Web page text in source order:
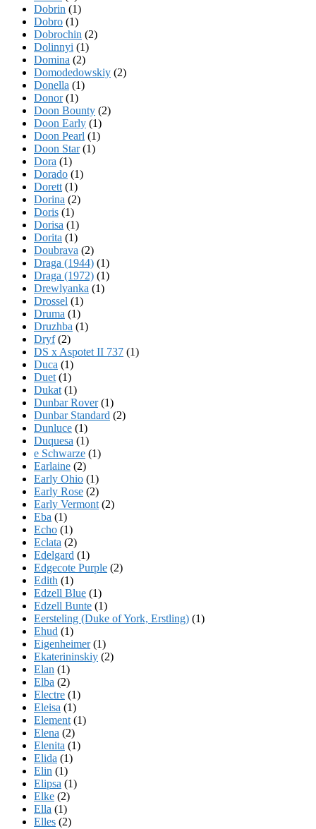
Dobrin (1)
Dobro (1)
Dobrochin (2)
Dolinnyi (1)
Domina (2)
Domodedowskiy (2)
Donella (1)
Donor(1)
Doon Bounty (2)
Doon Early (1)
Doon Pearl (1)
Doon Star(1)
Dora (1)
Dorado (1)
Dorett (1)
Dorina (2)
Doris (1)
Dorisa (1)
Dorita (1)
Doubrava (2)
Draga (1944) (1)
Draga (1972) (1)
Drewlyanka (1)
Drossel (1)
Druma (1)
Druzhba (1)
Dryf(2)
DS x Aspotet II 737 (1)
Duca (1)
Duet (1)
Dukat (1)
Dunbar Rover(1)
Dunbar Standard (2)
Dunluce (1)
Duquesa (1)
e Schwarze (1)
Earlaine (2)
Early Ohio (1)
Early Rose (2)
Early Vermont (2)
Eba (1)
Echo (1)
Eclata (2)
Edelgard (1)
Edgecote Purple (2)
Edith (1)
Edzell Blue (1)
Edzell Bunte (1)
Eersteling (Duke of York, Erstling) (1)
Ehud (1)
Eigenheimer(1)
Ekaterininskiy (2)
Elan (1)
Elba (2)
Electre (1)
Eleisa (1)
Element (1)
Elena (2)
Elenita (1)
Elida (1)
Elin (1)
Elipsa (1)
Elke (2)
Ella (1)
Elles (2)